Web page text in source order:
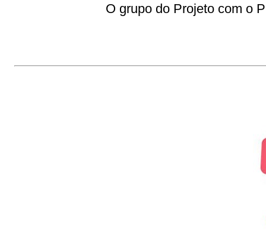
O grupo do Projeto com o